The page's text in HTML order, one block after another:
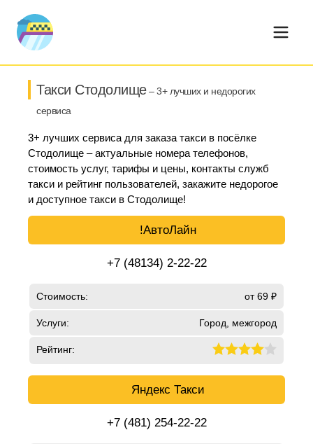
Такси Стодолище– 3+ лучших и недорогих
сервиса
3+ лучших сервиса для заказа такси в посёлке
Стодолище – актуальные номера телефонов,
стоимость услуг, тарифы и цены, контакты служб
такси и рейтинг пользователей, закажите недорогое
и доступное такси в Стодолище!
!АвтоЛайн
+7 (48134) 2-22-22
Стоимость: от 69 ₽
Услуги: Город, межгород
Рейтинг:
Яндекс Такси
+7 (481) 254-22-22